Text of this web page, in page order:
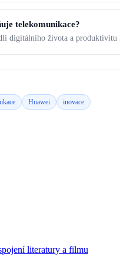
telekomunikace?
digitálního života a produktivitu
Huawei inovace